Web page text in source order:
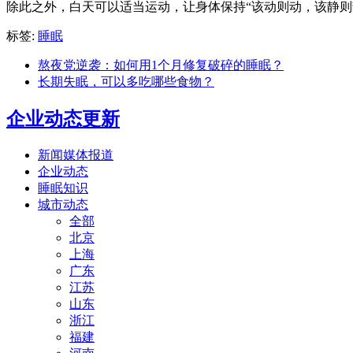
除此之外，白天可以适当运动，让身体保持“该动则动，该静则
标签: 睡眠
熬夜党逆袭：如何用1个月修复破碎的睡眠？
长期失眠，可以多吃哪些食物？
企业动态更新
新闻媒体报道
企业动态
睡眠知识
城市动态
全部
北京
上海
广东
江苏
山东
浙江
福建